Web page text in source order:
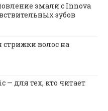
эмали с Innova
зубов
волос на
— для тех, кто читает